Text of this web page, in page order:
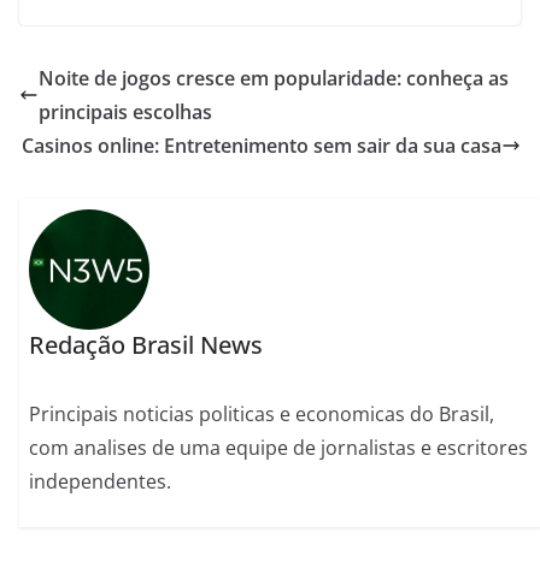
Noite de jogos cresce em popularidade: conheça as
principais escolhas
Casinos online: Entretenimento sem sair da sua casa
Redação Brasil News
Principais noticias politicas e economicas do Brasil,
com analises de uma equipe de jornalistas e escritores
independentes.